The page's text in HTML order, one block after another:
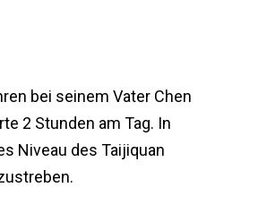
bei seinem Vater Chen
2 Stunden am Tag. In
Niveau des Taijiquan